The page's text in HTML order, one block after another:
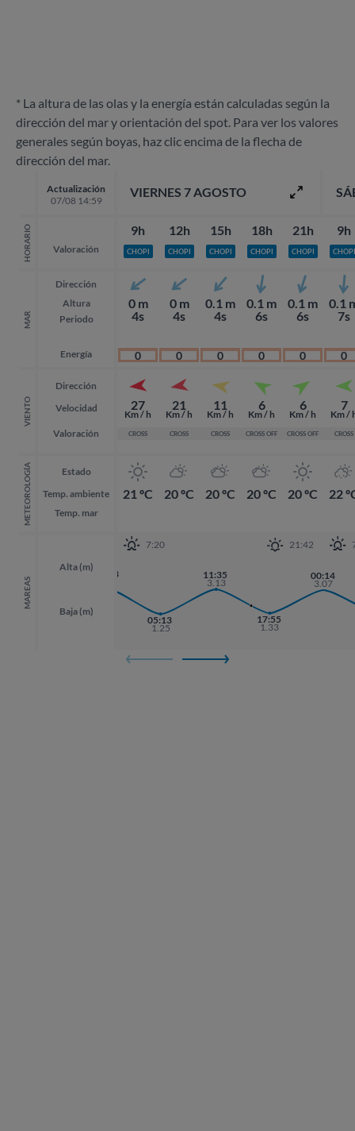
* La altura de las olas y la energía están calculadas según la
dirección del mar y orientación del spot. Para ver los valores
generales según boyas, haz clic encima de la flecha de
dirección del mar.
Actualización
07/08 14:59
HORARIO Valoración
MAR
Dirección
Altura
Periodo
Energía
VIENTO
Dirección
Velocidad
Valoración
METEOROLOGÍA
Estado
Temp. ambiente
Temp. mar
MAREAS
Alta (m)
Baja (m)
VIERNES 7 AGOSTO
9h
CHOPI
0 m
4s
0
27
Km / h
CROSS
21 ºC
12h
CHOPI
0 m
4s
0
21
Km / h
CROSS
20 ºC
15h
CHOPI
0.1 m
4s
0
11
Km / h
CROSS
20 ºC
18h
CHOPI
0.1 m
6s
0
6
Km / h
CROSS OFF
20 ºC
21h
CHOPI
0.1 m
6s
0
6
Km / h
CROSS OFF
20 ºC
7:20 21:42
22:53
05:13
1.25
11:35
3.13
17:55
1.33
00:14
3.07
9h
CHOPI
0.1
7s
0
7
Km /
CROSS
22
17:55
1.33
00:14
3.07